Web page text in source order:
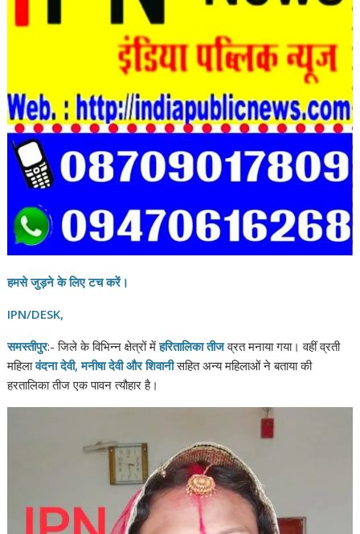
हमसे जुड़ने के लिए टच करें।
IPN/DESK,
समस्तीपुर:- जिले के विभिन्न क्षेत्रों मेंहरितालिका तीजव्रत मनाया गया। वहीं व्रती
महिलावंदना देवी, मनीषा देवी और शिवानीसहित अन्य महिलाओं ने बताया की
हरतालिका तीज एक पावन त्यौहार है।